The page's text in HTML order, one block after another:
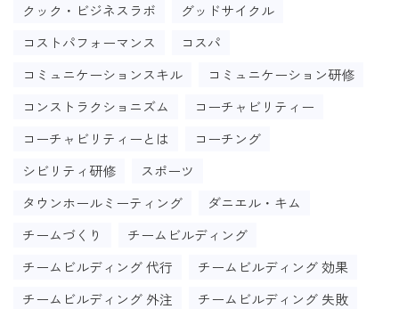
クック・ビジネスラボ
グッドサイクル
コストパフォーマンス
コスパ
コミュニケーションスキル
コミュニケーション研修
コンストラクショニズム
コーチャビリティー
コーチャビリティーとは
コーチング
シビリティ研修
スポーツ
タウンホールミーティング
ダニエル・キム
チームづくり
チームビルディング
チームビルディング 代行
チームビルディング 効果
チームビルディング 外注
チームビルディング 失敗